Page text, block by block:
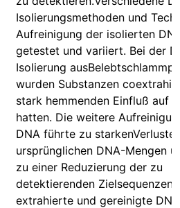
Isolierungsmethoden und
Aufreinigung der isolierten
getestet und variiert. Bei der
Isolierung
wurden Substanzen
stark hemmenden Einfluß auf
hatten. Die weitere
DNA führte zu
ursprünglichen DNA-Mengen
zu einer Reduzierung der zu
detektierenden Zielsequenzen.
extrahierte und gereinigte